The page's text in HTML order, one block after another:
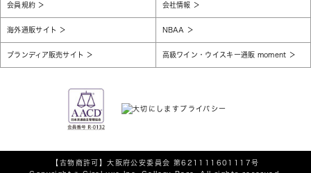
会員規約 会社情報
海外通販サイト NBAA
ブランディア販売サイト 高級ワイン・ウイスキー通販 moment
【古物商許可】大阪府公安委員会 第621111601117号